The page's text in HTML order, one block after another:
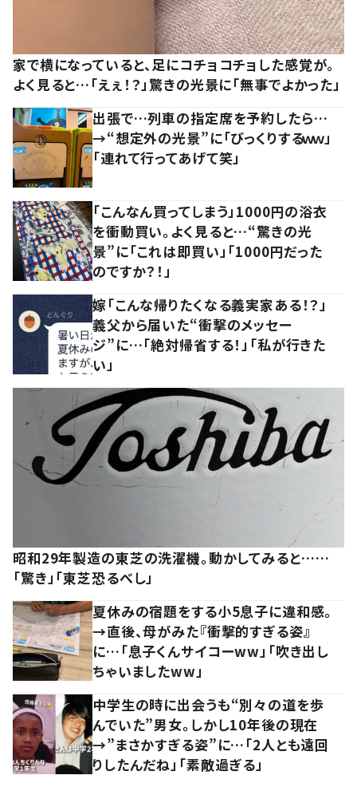
家で横になっていると、足にコチョコチョした感覚が。
よく見ると…「えぇ！？」驚きの光景に「無事でよかった」
出張で…列車の指定席を予約したら…
→“想定外の光景”に「びっくりするｗｗ」
「連れて行ってあげて笑」
「こんなん買ってしまう」1000円の浴衣
を衝動買い。よく見ると…“驚きの光
景”に「これは即買い」「1000円だった
のですか？！」
嫁「こんな帰りたくなる義実家ある！？」
義父から届いた“衝撃のメッセー
ジ”に…「絶対帰省する！」「私が行きた
い」
昭和29年製造の東芝の洗濯機。動かしてみると……
「驚き」「東芝恐るべし」
夏休みの宿題をする小5息子に違和感。
→直後、母がみた『衝撃的すぎる姿』
に…「息子くんサイコーww」「吹き出し
ちゃいましたww」
中学生の時に出会うも“別々の道を歩
んでいた”男女。しかし10年後の現在
→”まさかすぎる姿”に…「2人とも遠回
りしたんだね」「素敵過ぎる」